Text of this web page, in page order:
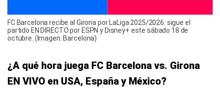
FC Barcelona recibe al Girona por LaLiga 2025/2026: sigue el
partido EN DIRECTO por ESPN y Disney+ este sábado 18 de
octubre. (Imagen: Barcelona)
¿A qué hora juega FC Barcelona vs. Girona
EN VIVO en USA, España y México?